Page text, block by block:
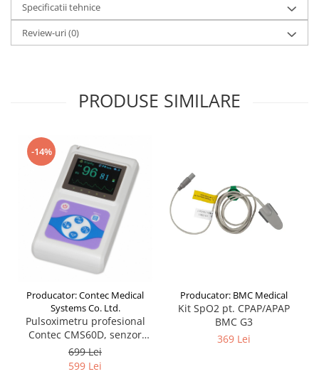
Specificatii tehnice
Review-uri(0)
PRODUSE SIMILARE
-14%
Producator: Contec Medical
Systems Co. Ltd.
Pulsoximetru profesional
Contec CMS60D, senzor
reglabil pt. adult, copil sau
nou nascut
699 Lei
599 Lei
Producator: BMC Medical
Kit SpO2 pt. CPAP/APAP
BMC G3
369 Lei